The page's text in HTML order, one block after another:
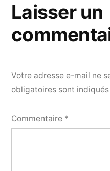
Laisser un
Votre adresse e-mail ne
obligatoires sont
Commentaire *